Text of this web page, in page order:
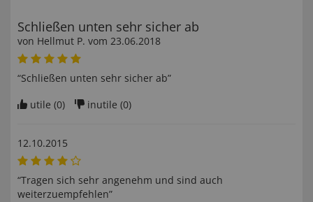
Schließen unten sehr sicher ab
von Hellmut P. vom 23.06.2018
“Schließen unten sehr sicher ab”
utile (0) inutile (0)
12.10.2015
“Tragen sich sehr angenehm und sind auch
weiterzuempfehlen”